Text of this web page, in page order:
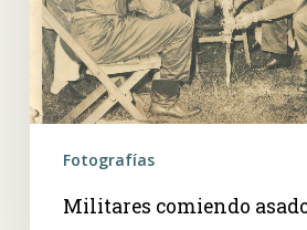
Fotografías
Militares comiendo